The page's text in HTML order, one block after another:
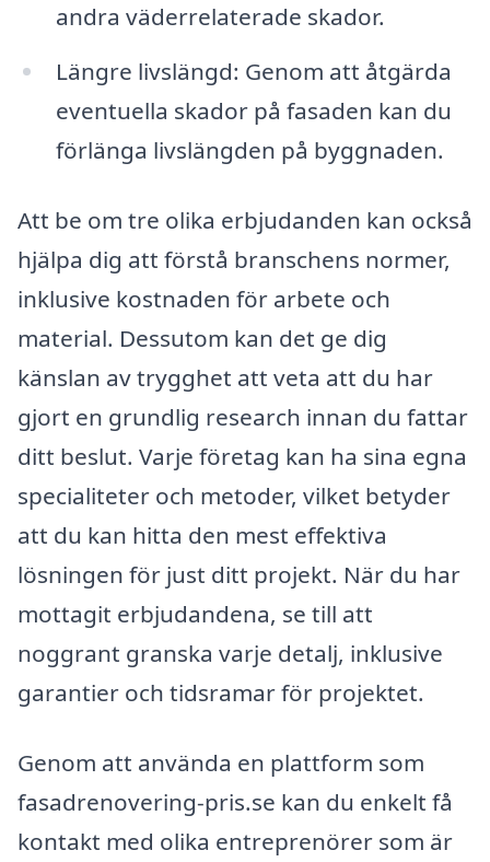
andra väderrelaterade skador.
Längre livslängd: Genom att åtgärda
eventuella skador på fasaden kan du
förlänga livslängden på byggnaden.
Att be om tre olika erbjudanden kan också
hjälpa dig att förstå branschens normer,
inklusive kostnaden för arbete och
material. Dessutom kan det ge dig
känslan av trygghet att veta att du har
gjort en grundlig research innan du fattar
ditt beslut. Varje företag kan ha sina egna
specialiteter och metoder, vilket betyder
att du kan hitta den mest effektiva
lösningen för just ditt projekt. När du har
mottagit erbjudandena, se till att
noggrant granska varje detalj, inklusive
garantier och tidsramar för projektet.
Genom att använda en plattform som
fasadrenovering-pris.se kan du enkelt få
kontakt med olika entreprenörer som är